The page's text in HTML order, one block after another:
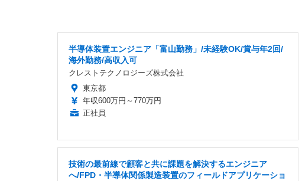
半導体装置エンジニア「富山勤務」/未経験OK/賞与年2回/
海外勤務/高収入可
クレストテクノロジーズ株式会社
東京都
年収600万円～770万円
正社員
技術の最前線で顧客と共に課題を解決するエンジニア
へ/FPD・半導体関係製造装置のフィールドアプリケーショ